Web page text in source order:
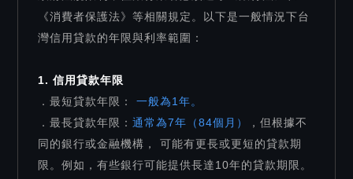
《消費者保護法》等相關規定。以下是一般情況下台
灣信用貸款的年限與利率範圍：
1. 信用貸款年限
．最短貸款年限：
一般為1年。
．最長貸款年限：通常為7年（84個月）
，但根據不
同的銀行或金融機構， 可能有更長或更短的貸款期
限。例如，有些銀行可能提供長達10年的貸款期限。